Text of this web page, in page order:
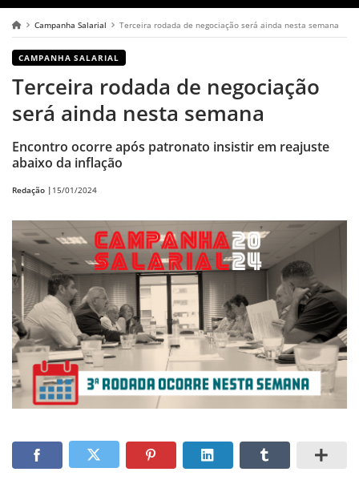
Campanha Salarial Terceira rodada de negociação será ainda nesta semana
CAMPANHA SALARIAL
Terceira rodada de negociação
será ainda nesta semana
Encontro ocorre após patronato insistir em reajuste
abaixo da inflação
Redação | 15/01/2024